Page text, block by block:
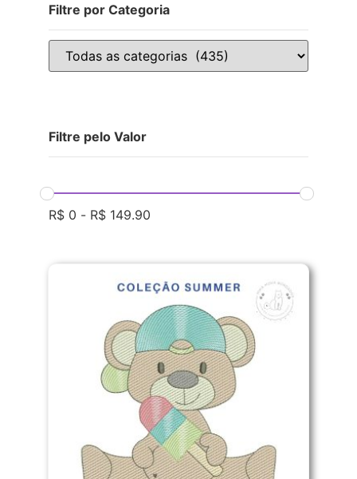
Filtre por Categoria
Filtre pelo Valor
R$ 0 - R$ 149.90